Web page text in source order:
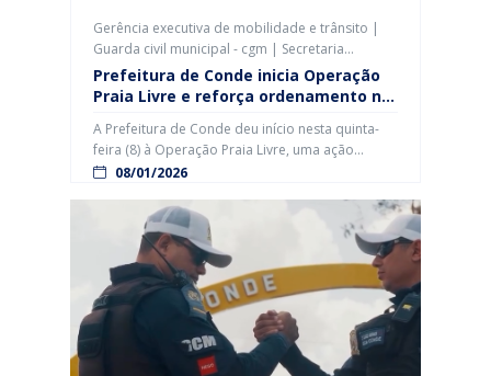
Gerência executiva de mobilidade e trânsito |
Guarda civil municipal - cgm | Secretaria
municipal de turismo – setur
Prefeitura de Conde inicia Operação
Praia Livre e reforça ordenamento no
A Prefeitura de Conde deu início nesta quinta-
feira (8) à Operação Praia Livre, uma ação
integrada voltada à garantia do uso público e
segurança, no respeito aos turistas e no
cumprimento da legislação. A iniciativa passa a
coibir práticas irregulares como a cobrança
indevida de estacionamento em […]
08/01/2026